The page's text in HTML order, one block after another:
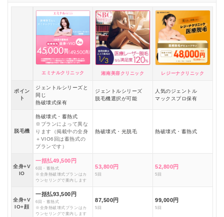
エミナルクリニック 湘南美容クリニック レジーナクリニック
ポイン
ト
ジェントルシリーズと
同じ
熱破壊式保有
ジェントルシリーズ
脱毛機選択が可能
人気のジェントル
マックスプロ保有
脱毛機
熱破壊式・蓄熱式
※プランによって異な
ります（掲載中の全身
＋VIO6回は蓄熱式の
プランです）
熱破壊式・光脱毛 熱破壊式・蓄熱式
全身+V
IO
一括払49,500円
6回・蓄熱式
※全身熱破壊式プランはカ
ウンセリングで案内します
53,800円
5回
52,800円
5回
全身+V
IO+顔
一括払93,500円
6回・蓄熱式
※全身熱破壊式プランはカ
ウンセリングで案内します
87,500円
5回
99,000円
5回